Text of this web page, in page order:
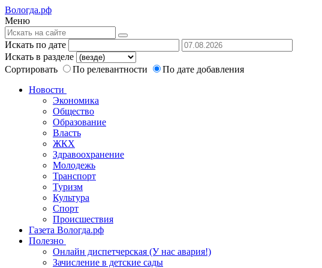
Вологда.рф
Меню
Искать по дате
Искать в разделе
Сортировать
По релевантности
По дате добавления
Новости
Экономика
Общество
Образование
Власть
ЖКХ
Здравоохранение
Молодежь
Транспорт
Туризм
Культура
Спорт
Происшествия
Газета Вологда.рф
Полезно
Онлайн диспетчерская (У нас авария!)
Зачисление в детские сады